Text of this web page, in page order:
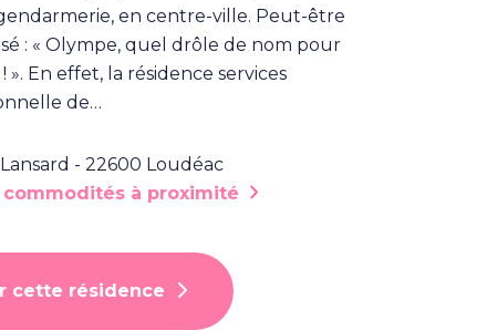
en centre-ville. Peut-être
: « Olympe, quel drôle de nom pour
». En effet, la résidence services
de…
- 22600 Loudéac
commodités à proximité
cette résidence